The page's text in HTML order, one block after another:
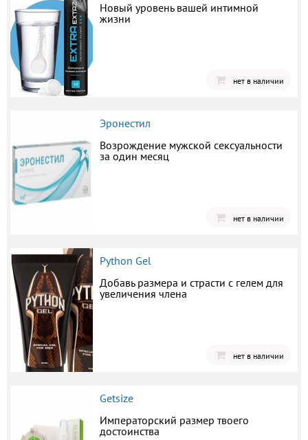
Новый уровень вашей интимной
жизни
нет в наличии
Эронестил
Возрождение мужской сексуальности
за один месяц
нет в наличии
Python Gel
Добавь размера и страсти с гелем для
увеличения члена
нет в наличии
Getsize
Императорский размер твоего
достоинства